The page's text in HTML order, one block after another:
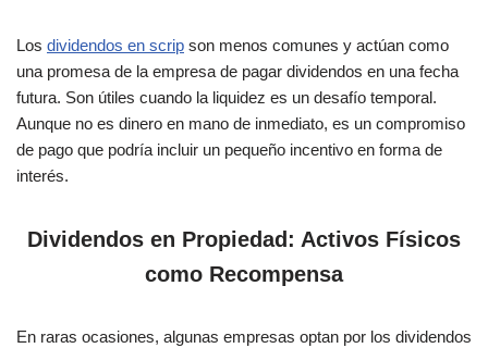
Los dividendos en scrip son menos comunes y actúan como
una promesa de la empresa de pagar dividendos en una fecha
futura. Son útiles cuando la liquidez es un desafío temporal.
Aunque no es dinero en mano de inmediato, es un compromiso
de pago que podría incluir un pequeño incentivo en forma de
interés.
Dividendos en Propiedad: Activos Físicos
como Recompensa
En raras ocasiones, algunas empresas optan por los dividendos